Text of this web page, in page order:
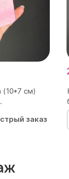
(10*7 см)
заказ